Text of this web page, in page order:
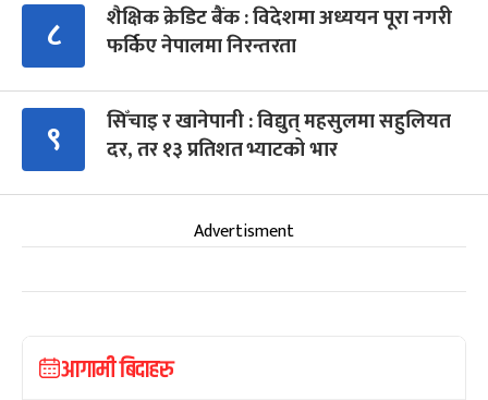
८
शैक्षिक क्रेडिट बैंक : विदेशमा अध्ययन पूरा नगरी
फर्किए नेपालमा निरन्तरता
९
सिँचाइ र खानेपानी : विद्युत् महसुलमा सहुलियत
दर, तर १३ प्रतिशत भ्याटको भार
Advertisment
आगामी बिदाहरु